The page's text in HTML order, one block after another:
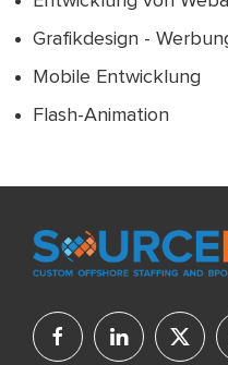
Grafikdesign -
Mobile Entwicklung
Flash-Animation